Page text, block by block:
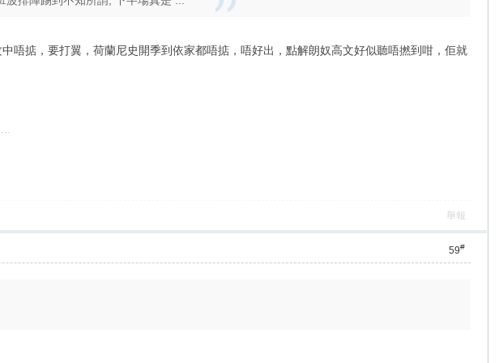
唔掂，要打翼，荷蘭尼史開季到依家都唔掂，唔好出，點解朗奴高文好似聽唔撚到咁，佢就
舉報
59#